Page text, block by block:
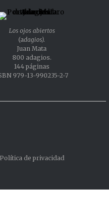
Los ojos abiertos
(adagios).
Juan Mata
800 adagios.
144 páginas
979-13-990235-2-7
Política de privacidad